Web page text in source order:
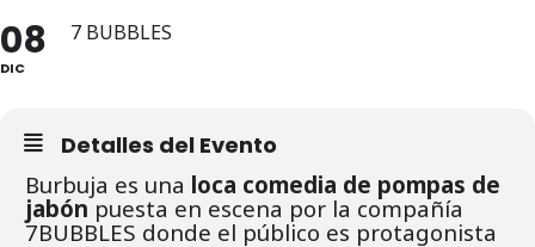
08
DIC
7 BUBBLES
Detalles del Evento
Burbuja es una loca comedia de pompas de
jabónpuesta en escena por la compañía
7BUBBLES donde el público es protagonista